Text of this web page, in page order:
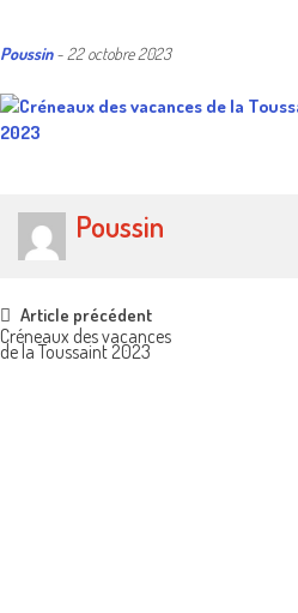
Poussin - 22 octobre 2023
Poussin
Post
navigation
Article précédent
Créneaux des vacances
de la Toussaint 2023